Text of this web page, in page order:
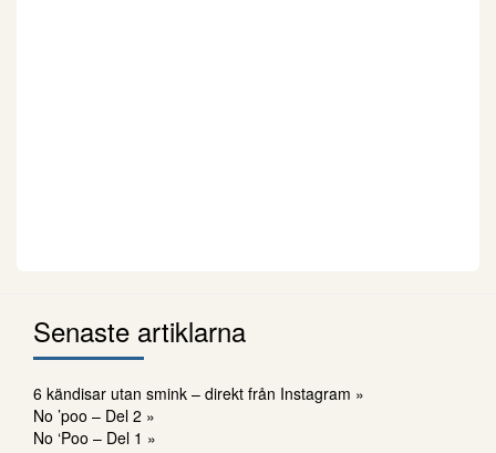
Senaste artiklarna
6 kändisar utan smink – direkt från Instagram »
No ’poo – Del 2 »
No ‘Poo – Del 1 »